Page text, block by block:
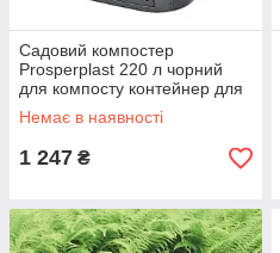
Садовий компостер
Prosperplast 220 л чорний
для компосту контейнер для
біовідходів
Немає в наявності
1 247 ₴